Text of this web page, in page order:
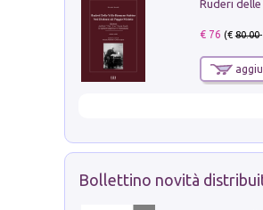
€ 76 (€80.00
Bollettino novità